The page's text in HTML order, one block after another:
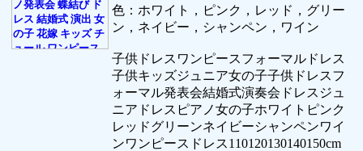
色：ホワイト，ピンク，レッド，グリー
ン，ネイビー，シャンペン，ワイン
子供ドレスワンピースフォーマルドレス
子供キッズジュニア女の子子供ドレスフ
ォーマル発表会結婚式演奏会ドレスジュ
ニアドレスピアノ女の子ホワイトピンク
レッドグリーンネイビーシャンペンワイ
ンワンピースドレス110120130140150cm